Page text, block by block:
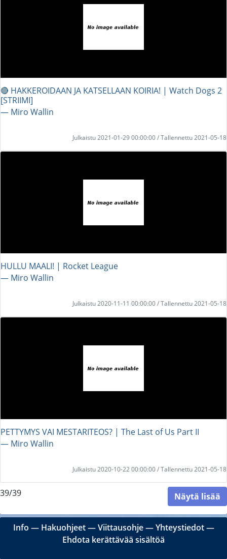
🔴 HAKKEROIDAAN JA KATSELLAAN KOIRIA! | Watch Dogs 2
[STRIIMI]
― Miro Wallin
Julkaistu 2021-01-29 00:00:00 / Tallennettu 2021-05-18
HULLU MAALI! | Rocket League
― Miro Wallin
Julkaistu 2020-11-11 00:00:00 / Tallennettu 2021-05-18
PETTYMYS VAI MESTARITEOS? | The Last of Us Part II
― Miro Wallin
Julkaistu 2020-10-22 00:00:00 / Tallennettu 2021-05-18
39/39 Näytä lisää
Info ― Hakuohjeet―Viittausohje―Yhteystiedot―
Ehdota kerättävää sisältöä